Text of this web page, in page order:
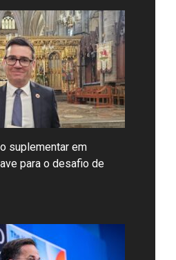
suplementar em
para o desafio de